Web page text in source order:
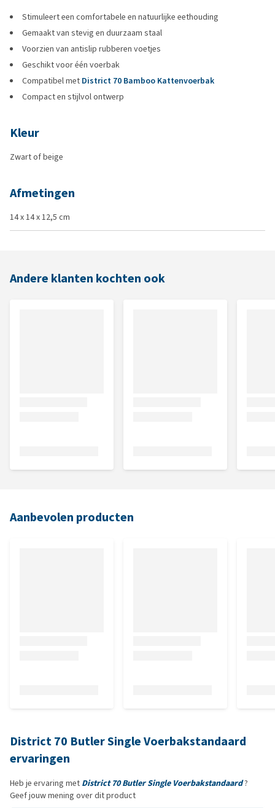
Stimuleert een comfortabele en natuurlijke eethouding
Gemaakt van stevig en duurzaam staal
Voorzien van antislip rubberen voetjes
Geschikt voor één voerbak
Compatibel met District 70 Bamboo Kattenvoerbak
Compact en stijlvol ontwerp
Kleur
Zwart of beige
Afmetingen
14 x 14 x 12,5 cm
Andere klanten kochten ook
Aanbevolen producten
District 70 Butler Single Voerbakstandaard
ervaringen
Heb je ervaring met District 70 Butler Single Voerbakstandaard?
Geef jouw mening over dit product